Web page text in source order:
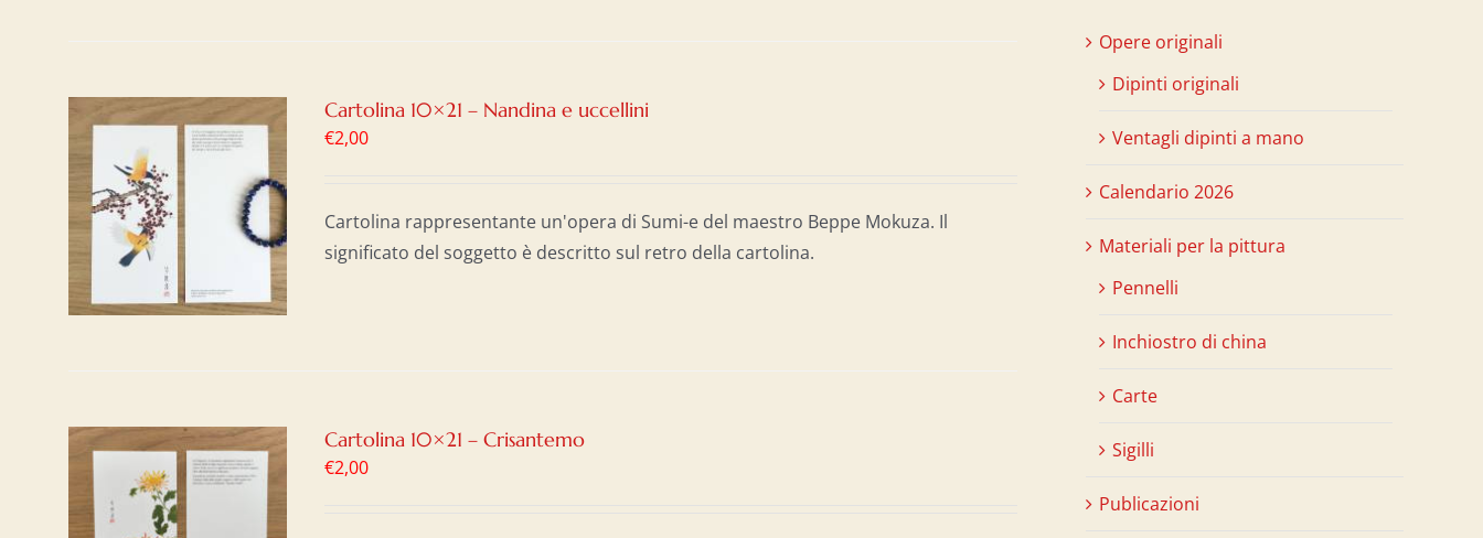
Cartolina 10×21 – Nandina e uccellini
€2,00
Cartolina rappresentante un'opera di Sumi-e del maestro Beppe Mokuza. Il
significato del soggetto è descritto sul retro della cartolina.
Cartolina 10×21 – Crisantemo
€2,00
Opere originali
Dipinti originali
Ventagli dipinti a mano
Calendario 2026
Materiali per la pittura
Pennelli
Inchiostro di china
Carte
Sigilli
Publicazioni